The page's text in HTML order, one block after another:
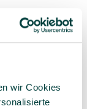
wir Cookies
Lieferzeit
aus dem
Lager